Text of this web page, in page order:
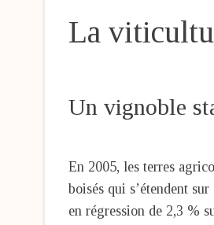
La
Un vignoble
En 2005, les terres
boisés qui s’étendent
en régression de 2,3 %